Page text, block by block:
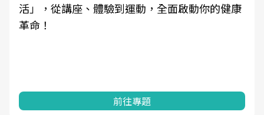
活」，從講座、體驗到運動，全面啟動你的健康
革命！
前往專題